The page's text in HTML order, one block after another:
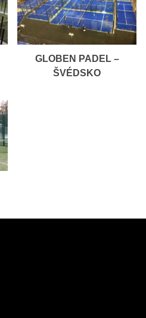
GLOBEN PADEL –
ŠVÉDSKO